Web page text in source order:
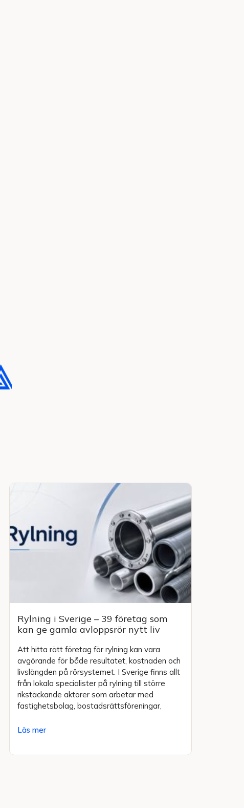
Rylning i Sverige – 39 företag som
kan ge gamla avloppsrör nytt liv
Att hitta rätt företag för rylning kan vara
avgörande för både resultatet, kostnaden och
livslängden på rörsystemet. I Sverige finns allt
från lokala specialister på rylning till större
rikstäckande aktörer som arbetar med
fastighetsbolag, bostadsrättsföreningar,
Läs mer